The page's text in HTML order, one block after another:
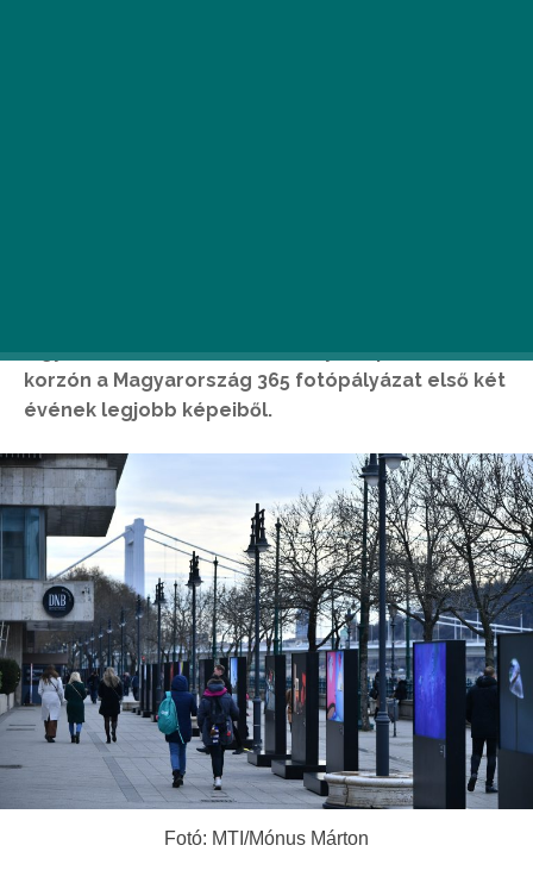
Ingyenes, szabadtéri kiállítás nyílt a pesti Duna-
korzón a Magyarország 365 fotópályázat első két
évének legjobb képeiből.
Fotó: MTI/Mónus Márton